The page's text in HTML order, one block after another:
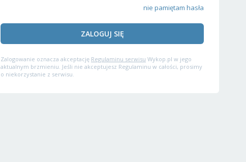
nie pamiętam hasła
ZALOGUJ SIĘ
Zalogowanie oznacza akceptację Regulaminu serwisu Wykop.pl w jego
aktualnym brzmieniu. Jeśli nie akceptujesz Regulaminu w całości, prosimy
o niekorzystanie z serwisu.